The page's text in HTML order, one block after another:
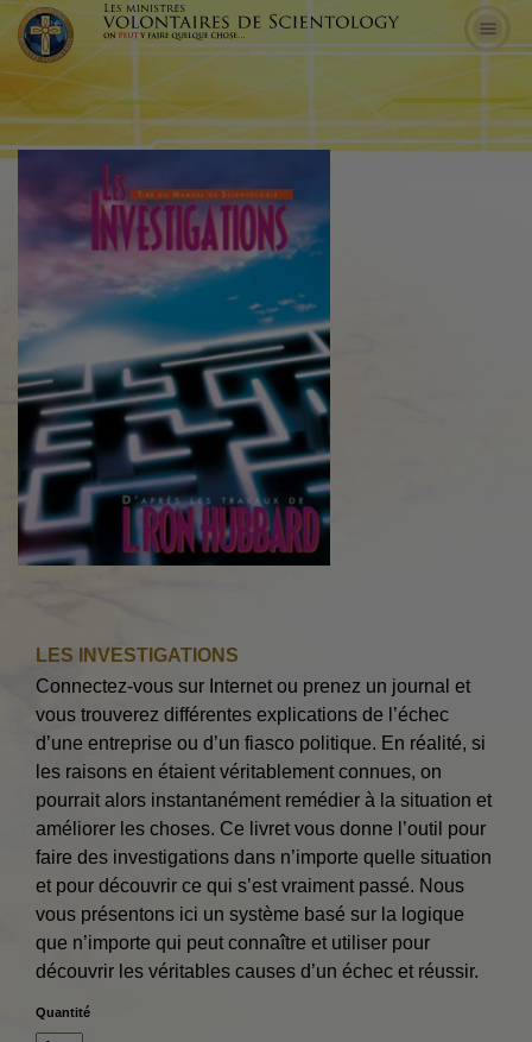
LES INVESTIGATIONS
Connectez-vous sur Internet ou prenez un journal et
vous trouverez différentes explications de l’échec
d’une entreprise ou d’un fiasco politique. En réalité, si
les raisons en étaient véritablement connues, on
pourrait alors instantanément remédier à la situation et
améliorer les choses. Ce livret vous donne l’outil pour
faire des investigations dans n’importe quelle situation
et pour découvrir ce qui s’est vraiment passé. Nous
vous présentons ici un système basé sur la logique
que n’importe qui peut connaître et utiliser pour
découvrir les véritables causes d’un échec et réussir.
Quantité